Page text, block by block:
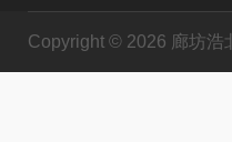
Copyright © 2026 廊坊浩